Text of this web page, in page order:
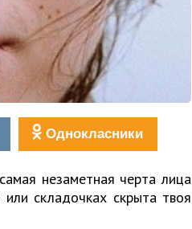
Однокласники
незаметная черта лица
складочках скрыта твоя